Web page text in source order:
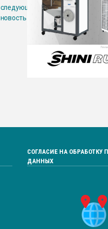
следующая
новость
СОГЛАСИЕ НА ОБРАБОТКУ
ДАННЫХ